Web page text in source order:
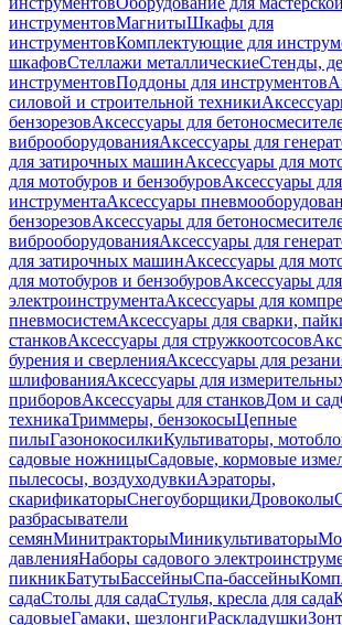
инструментовМагнитыШкафы для
инструментовКомплектующие для
шкафовСтеллажи металлическиеСтенды,
инструментовПоддоны для инструментов
силовой и строительной техники
бензорезовАксессуары для
виброоборудованияАксессуары для
для затирочных машинАксессуары для
для мотобуров и бензобуровАксессуары
инструментаАксессуары
бензорезовАксессуары для
виброоборудованияАксессуары для
для затирочных машинАксессуары для
для мотобуров и бензобуровАксессуары для
электроинструментаАксессуары для
пневмосистемАксессуары для сварки,
станковАксессуары для стружкоотсосов
бурения и сверленияАксессуары для
шлифованияАксессуары для
приборовАксессуары для станковДом и сад
техникаТриммеры, бензокосыЦепные
пилыГазонокосилкиКультиваторы,
садовые ножницыСадовые, кормовые
пылесосы, воздуходувкиАэраторы,
скарификаторыСнегоуборщикиДровоколы
разбрасыватели
семянМинитракторыМиникультиваторы
давленияНаборы садового
пикникБатутыБассейныСпа-бассейны
садаСтолы для садаСтулья, кресла для сада
садовыеГамаки, шезлонгиРаскладушки